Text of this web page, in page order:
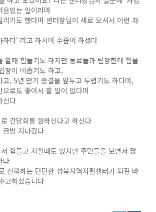
있는 일이라며
리기도 했다며 센터장님이 새로 오셔서 이런 자
하다' 라고 하시며 수줍어 하셨다
할때 힘들기도 하지만 동료들과 팀장한테 힘을
장이 비좁기도 하고,
고, 5년 만기 종결을 앞두고 두렵기도 하다며,
으로도 좋아서 할 말이 없다며
신다
간담회를 원하신다고 하신다
금방 지나갔다
힘들고 지칠때도 있지만 주민들을 보면서 많
다
신뢰하는 단단한 성북지역자활센터가 되길 바
고하셨습니다